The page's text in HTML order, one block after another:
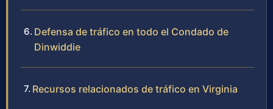
Defensa de tráfico en todo el Condado de
Dinwiddie
Recursos relacionados de tráfico en Virginia